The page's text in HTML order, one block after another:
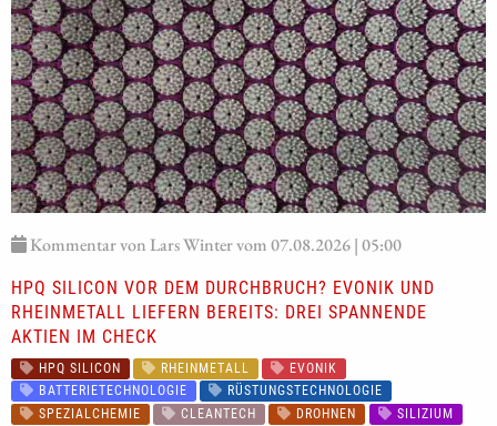
Kommentar von Lars Winter vom 07.08.2026 | 05:00
HPQ SILICON VOR DEM DURCHBRUCH? EVONIK UND
RHEINMETALL LIEFERN BEREITS: DREI SPANNENDE
AKTIEN IM CHECK
HPQ SILICON RHEINMETALL
EVONIK
BATTERIETECHNOLOGIE
RÜSTUNGSTECHNOLOGIE
SPEZIALCHEMIE
CLEANTECH DROHNEN
SILIZIUM